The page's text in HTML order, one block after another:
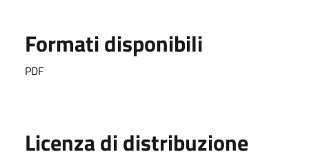
Formati disponibili
PDF
Licenza di distribuzione